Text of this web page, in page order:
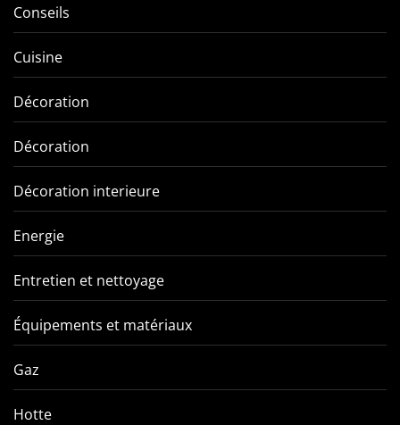
Conseils
Cuisine
Décoration
Décoration
Décoration interieure
Energie
Entretien et nettoyage
Équipements et matériaux
Gaz
Hotte